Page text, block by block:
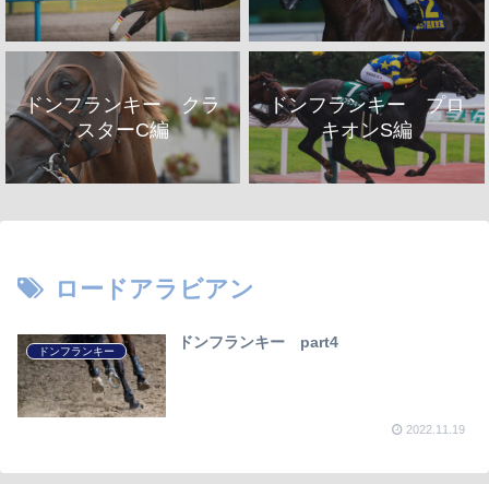
ドンフランキー クラ
スターC編
ドンフランキー プロ
キオンS編
ロードアラビアン
ドンフランキー
ドンフランキー part4
2022.11.19